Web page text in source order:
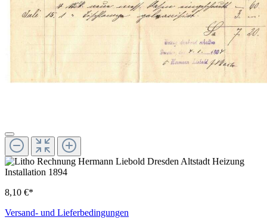
8,10 €*
Versand- und Lieferbedingungen